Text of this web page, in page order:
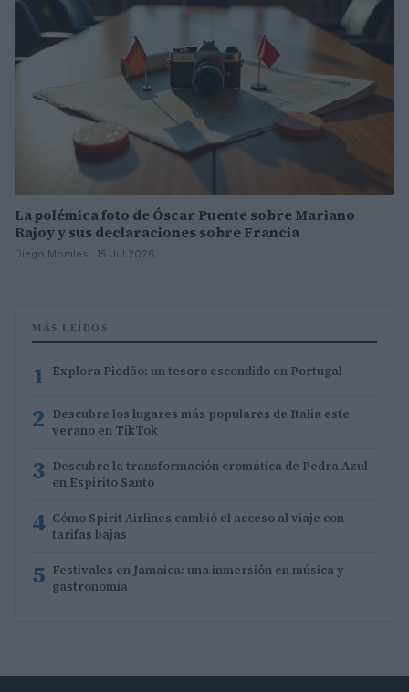
La polémica foto de Óscar Puente sobre Mariano
Rajoy y sus declaraciones sobre Francia
Diego Morales · 15 Jul 2026
MÁS LEÍDOS
1 Explora Piodão: un tesoro escondido en Portugal
2 Descubre los lugares más populares de Italia este
verano en TikTok
3 Descubre la transformación cromática de Pedra Azul
en Espírito Santo
4 Cómo Spirit Airlines cambió el acceso al viaje con
tarifas bajas
5 Festivales en Jamaica: una inmersión en música y
gastronomía